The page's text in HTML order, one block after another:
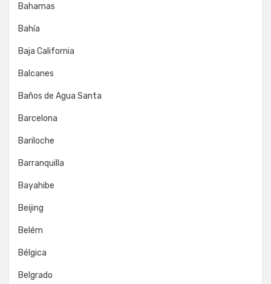
Bahamas
Bahía
Baja California
Balcanes
Baños de Agua Santa
Barcelona
Bariloche
Barranquilla
Bayahibe
Beijing
Belém
Bélgica
Belgrado